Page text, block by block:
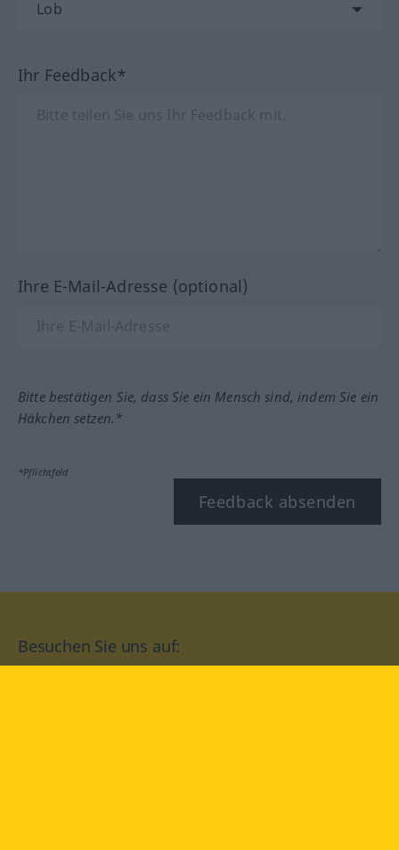
Ihr Feedback*
Ihre E-Mail-Adresse (optional)
Bitte bestätigen Sie, dass Sie ein Mensch sind, indem Sie ein
Häkchen setzen.*
*Pflichtfeld
Feedback absenden
Besuchen Sie uns auf: